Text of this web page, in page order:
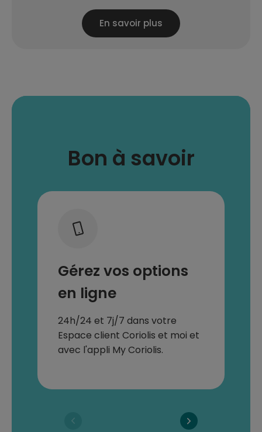
En savoir plus
Bon à savoir
Gérez vos options
en ligne
24h/24 et 7j/7 dans votre
Espace client Coriolis et moi et
avec l'appli My Coriolis.